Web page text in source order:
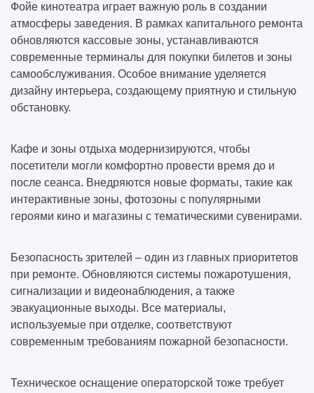
Фойе кинотеатра играет важную роль в создании
атмосферы заведения. В рамках капитального ремонта
обновляются кассовые зоны, устанавливаются
современные терминалы для покупки билетов и зоны
самообслуживания. Особое внимание уделяется
дизайну интерьера, создающему приятную и стильную
обстановку.
Кафе и зоны отдыха модернизируются, чтобы
посетители могли комфортно провести время до и
после сеанса. Внедряются новые форматы, такие как
интерактивные зоны, фотозоны с популярными
героями кино и магазины с тематическими сувенирами.
Безопасность зрителей – один из главных приоритетов
при ремонте. Обновляются системы пожаротушения,
сигнализации и видеонаблюдения, а также
эвакуационные выходы. Все материалы,
используемые при отделке, соответствуют
современным требованиям пожарной безопасности.
Техническое оснащение операторской тоже требует